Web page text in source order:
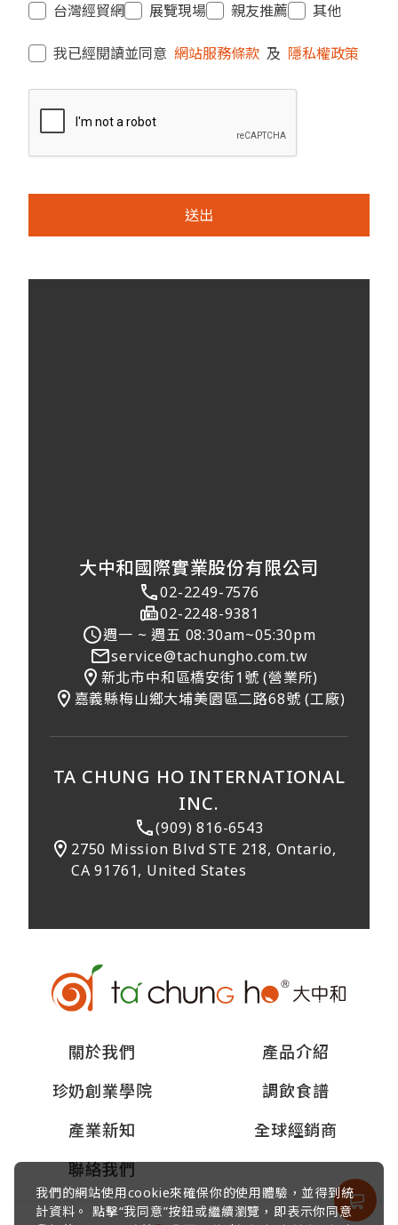
台灣經貿網
展覽現場 親友推薦 其他
我已經閱讀並同意 網站服務條款 及 隱私權政策
送出
大中和國際實業股份有限公司
02-2249-7576
02-2248-9381
週一 ~ 週五 08:30am~05:30pm
service@tachungho.com.tw
新北市中和區橋安街1號 (營業所)
嘉義縣梅山鄉大埔美園區二路68號 (工廠)
TA CHUNG HO INTERNATIONAL
INC.
(909) 816-6543
2750 Mission Blvd STE 218, Ontario,
CA 91761, United States
關於我們
產品介紹
珍奶創業學院
調飲食譜
產業新知
全球經銷商
聯絡我們
我們的網站使用cookie來確保你的使用體驗，並得到統
計資料。 點擊“我同意”按鈕或繼續瀏覽，即表示你同意